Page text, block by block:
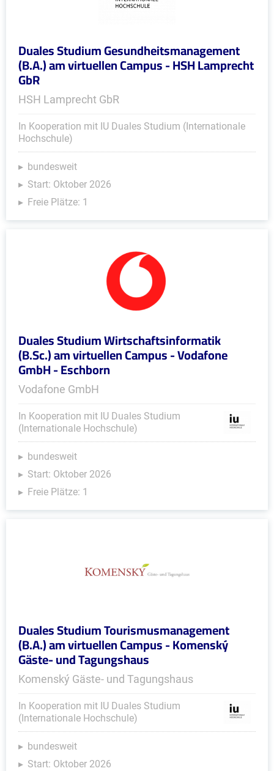
Duales Studium Gesundheitsmanagement
(B.A.) am virtuellen Campus - HSH Lamprecht
GbR
HSH Lamprecht GbR
In Kooperation mit IU Duales Studium (Internationale
Hochschule)
bundesweit
Start: Oktober 2026
Freie Plätze: 1
Duales Studium Wirtschaftsinformatik
(B.Sc.) am virtuellen Campus - Vodafone
GmbH - Eschborn
Vodafone GmbH
In Kooperation mit IU Duales Studium
(Internationale Hochschule)
bundesweit
Start: Oktober 2026
Freie Plätze: 1
Duales Studium Tourismusmanagement
(B.A.) am virtuellen Campus - Komenský
Gäste- und Tagungshaus
Komenský Gäste- und Tagungshaus
In Kooperation mit IU Duales Studium
(Internationale Hochschule)
bundesweit
Start: Oktober 2026